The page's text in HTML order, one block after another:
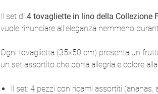
Il set di 4 tovagliette in lino della Collezione
vuole rinunciare all'eleganza nemmeno
Ogni tovaglietta (35x50 cm) presenta un
un set assortito che porta allegria e colore
Il set: 4 pezzi con ricami assortiti (ananas,